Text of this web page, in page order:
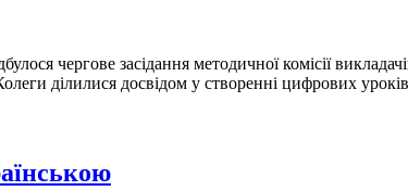
чергове засідання методичної комісії
ділилися досвідом у створенні цифрових